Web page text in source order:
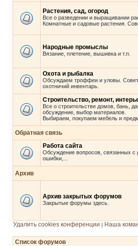
Растения, сад, огород
Все о разведении и выращивании
Комнатные и садовые растения.
Народные промыслы
Вязание, плетение, вышивка и т.п.
Охота и рыбалка
Обсуждаем троффеи и уловы.
охотничий инвентарь.
Строительство, ремонт,
Все о строительстве домов, бань,
обсуждение, выбор материалов.
Выбираем, покупаем мебель и
Обратная связь
Работа сайта
Обсуждение вопросов, связанных с
ошибки,...
Архив
Архив закрытых форумов
Закрытые форумы здесь.
Удалить cookies конференции | Наша
Список форумов